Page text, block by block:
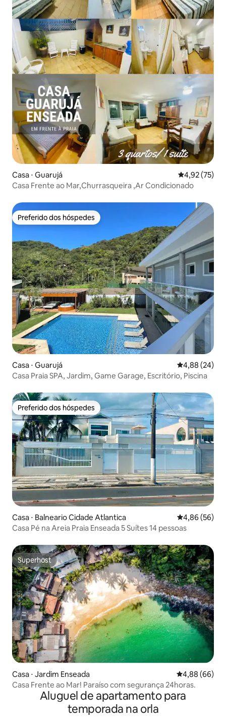
Casa ⋅ Guarujá 4,92 de uma
4,92 (75)
Casa Frente ao Mar,Churrasqueira ,Ar Condicionado
Preferido dos hóspedes
Preferido dos hóspedes
Casa ⋅ Guarujá 4,88 de uma
4,88 (24)
Casa Praia SPA, Jardim, Game Garage, Escritório, Piscina
Preferido dos hóspedes
Preferido dos hóspedes
Casa ⋅ Balneario Cidade Atlantica 4,86 de uma
4,86 (56)
Casa Pé na Areia Praia Enseada 5 Suítes 14 pessoas
Superhost
Superhost
Casa ⋅ Jardim Enseada 4,88 de uma
4,88 (66)
Casa Frente ao Mar! Paraíso com segurança 24horas.
Aluguel de apartamento para
temporada na orla